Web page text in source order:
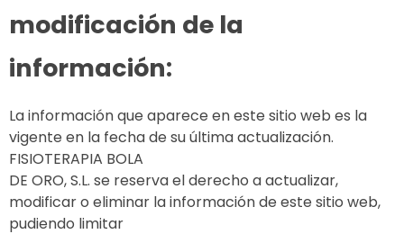
modificación de la
información:
La información que aparece en este sitio web es la
vigente en la fecha de su última actualización.
FISIOTERAPIA BOLA
DE ORO, S.L. se reserva el derecho a actualizar,
modificar o eliminar la información de este sitio web,
pudiendo limitar